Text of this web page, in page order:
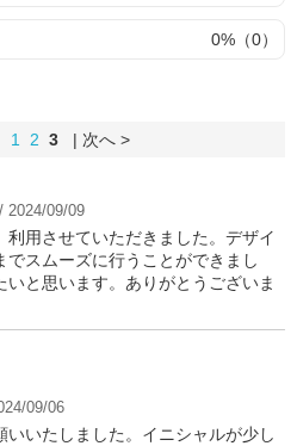
0%（0）
1 2 3 | 次へ >
2024/09/09
用させていただきました。デザイ
でスムーズに行うことができまし
と思います。ありがとうございま
09/06
いたしました。イニシャルが少し